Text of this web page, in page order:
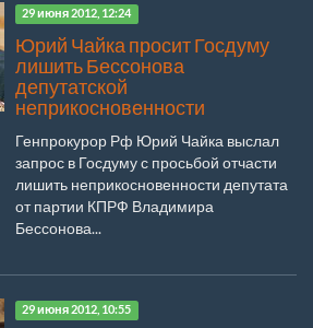
29 июня 2012, 12:24
Юрий Чайка просит Госдуму
лишить Бессонова
депутатской
неприкосновенности
Генпрокурор Рф Юрий Чайка выслал
запрос в Госдуму с просьбой отчасти
лишить неприкосновенности депутата
от партии КПРФ Владимира
Бессонова...
29 июня 2012, 10:55